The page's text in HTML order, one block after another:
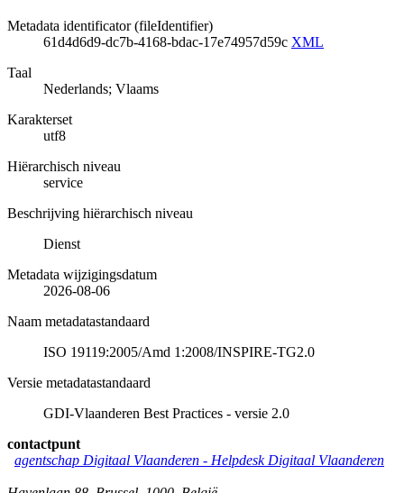
Metadata identificator (fileIdentifier)
61d4d6d9-dc7b-4168-bdac-17e74957d59c XML
Taal
Nederlands; Vlaams
Karakterset
utf8
Hiërarchisch niveau
service
Beschrijving hiërarchisch niveau
Dienst
Metadata wijzigingsdatum
2026-08-06
Naam metadatastandaard
ISO 19119:2005/Amd 1:2008/INSPIRE-TG2.0
Versie metadatastandaard
GDI-Vlaanderen Best Practices - versie 2.0
contactpunt
agentschap Digitaal Vlaanderen - Helpdesk Digitaal Vlaanderen